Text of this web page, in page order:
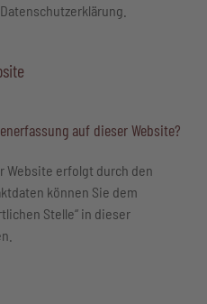
auf dieser Website?
Website erfolgt durch den
können Sie dem
Stelle“ in dieser